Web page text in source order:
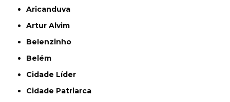
Aricanduva
Artur Alvim
Belenzinho
Belém
Cidade Líder
Cidade Patriarca